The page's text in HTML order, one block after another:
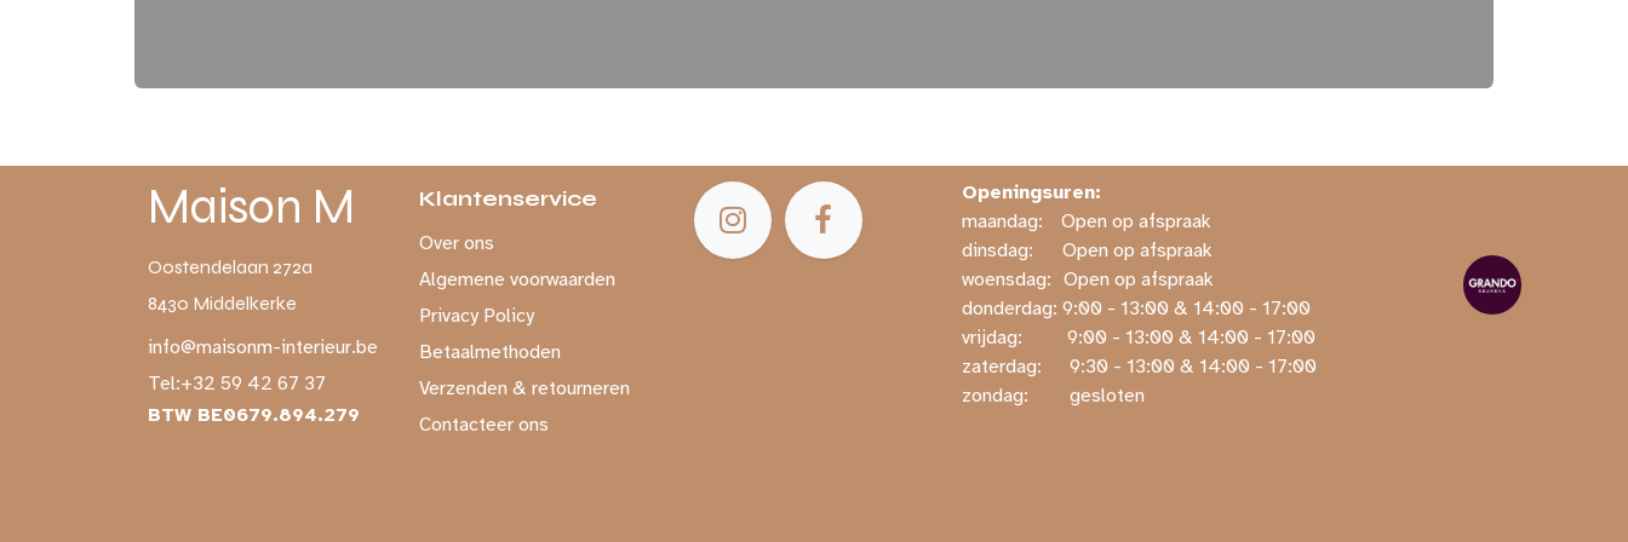
Openingsuren:
maandag:
​​Open op afspraak
dinsdag:
​Open op afspraak
woensdag: ​Open op afspraak
donderdag: ​9:00 - 13:00 & 14:00 - 17:00
vrijdag:
​ ​9:00 - 13:00 & 14:00 - 17:00
zaterdag:
​ ​9:30 - 13:00 & 14:00 - 17:00
zondag:
​ gesloten
Klantenservice
Over ons
Algemene voorwaarden
Privacy Policy
Betaalmethoden
Verzenden & retourneren
Contacteer ons
Maison M
Oostendelaan 272a
8430 Middelkerke
info@maisonm-interieur.be
Tel:+32 59 42 67 37
BTW BE0679.894.279